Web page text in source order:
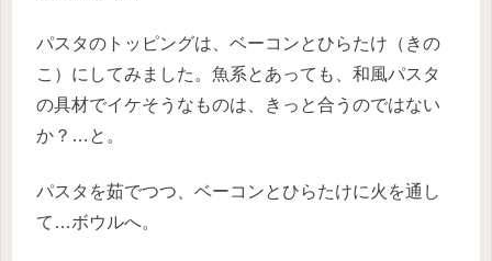
パスタのトッピングは、ベーコンとひらたけ（きの
こ）にしてみました。魚系とあっても、和風パスタ
の具材でイケそうなものは、きっと合うのではない
か？…と。
パスタを茹でつつ、ベーコンとひらたけに火を通し
て…ボウルへ。